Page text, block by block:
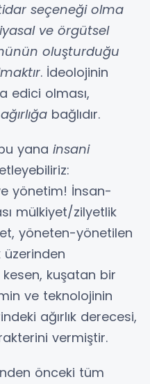
seçeneği olma
ve örgütsel
oluşturduğu
. İdeolojinin
edici olması,
bağlıdır.
yana insani
yönetim! İnsan-
mülkiyet/zilyetlik
yöneten-yönetilen
üzerinden
kuşatan bir
ve teknolojinin
ağırlık derecesi,
vermiştir.
önceki tüm